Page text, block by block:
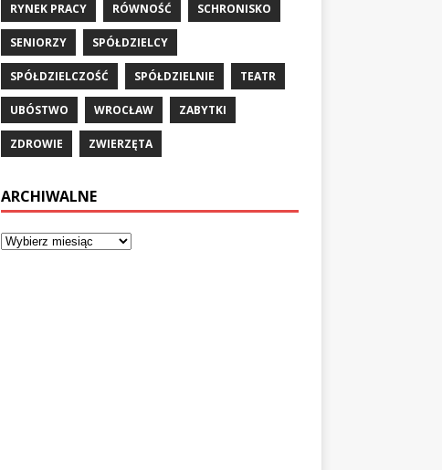
RYNEK PRACY RÓWNOŚĆ SCHRONISKO
SENIORZY SPÓŁDZIELCY
SPÓŁDZIELCZOŚĆ SPÓŁDZIELNIE TEATR
UBÓSTWO WROCŁAW ZABYTKI
ZDROWIE ZWIERZĘTA
ARCHIWALNE